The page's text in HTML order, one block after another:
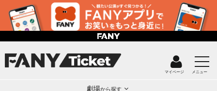
マイページ メニュー
劇場から探す